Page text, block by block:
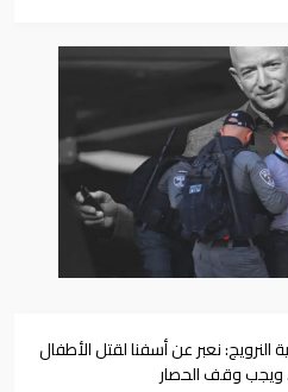
النرويج: نعبر عن أسفنا لقتل الأطفال
وقف الحصار